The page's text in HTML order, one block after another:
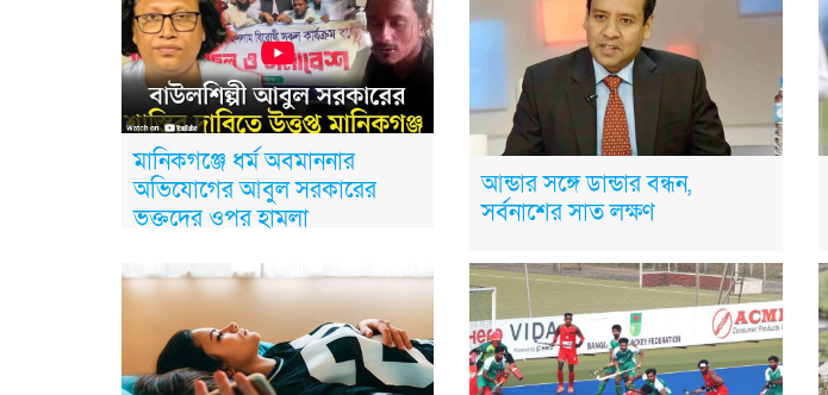
মানিকগঞ্জে ধর্ম অবমাননার
অভিযোগের আবুল সরকারের
ভক্তদের ওপর হামলা
আন্ডার সঙ্গে ডান্ডার বন্ধন,
সর্বনাশের সাত লক্ষণ